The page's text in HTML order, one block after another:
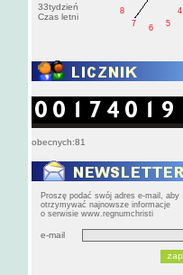
33tydzień
Czas letni
4
5
6
7
8
obecnych:81
Proszę podać swój adres e-mail, aby
otrzymywać najnowsze informacje
o serwisie www.regnumchristi
e-mail